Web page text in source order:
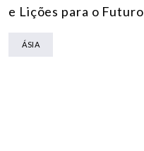
e Lições para o Futuro
ÁSIA